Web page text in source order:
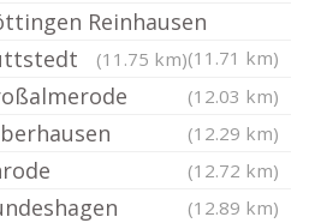
Reinhausen
(11.71 km)
(11.75 km)
(12.03 km)
(12.29 km)
(12.72 km)
(12.89 km)